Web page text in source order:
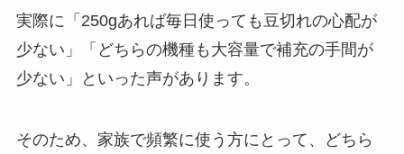
実際に「250gあれば毎日使っても豆切れの心配が
少ない」「どちらの機種も大容量で補充の手間が
少ない」といった声があります。
そのため、家族で頻繁に使う方にとって、どちら